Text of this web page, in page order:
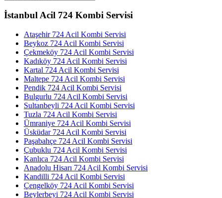
İstanbul Acil 724 Kombi Servisi
Ataşehir 724 Acil Kombi Servisi
Beykoz 724 Acil Kombi Servisi
Çekmeköy 724 Acil Kombi Servisi
Kadıköy 724 Acil Kombi Servisi
Kartal 724 Acil Kombi Servisi
Maltepe 724 Acil Kombi Servisi
Pendik 724 Acil Kombi Servisi
Bulgurlu 724 Acil Kombi Servisi
Sultanbeyli 724 Acil Kombi Servisi
Tuzla 724 Acil Kombi Servisi
Ümraniye 724 Acil Kombi Servisi
Üsküdar 724 Acil Kombi Servisi
Paşabahçe 724 Acil Kombi Servisi
Çubuklu 724 Acil Kombi Servisi
Kanlıca 724 Acil Kombi Servisi
Anadolu Hisarı 724 Acil Kombi Servisi
Kandilli 724 Acil Kombi Servisi
Çengelköy 724 Acil Kombi Servisi
Beylerbeyi 724 Acil Kombi Servisi